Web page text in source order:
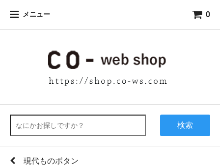
メニュー 0
検索
現代ものボタン